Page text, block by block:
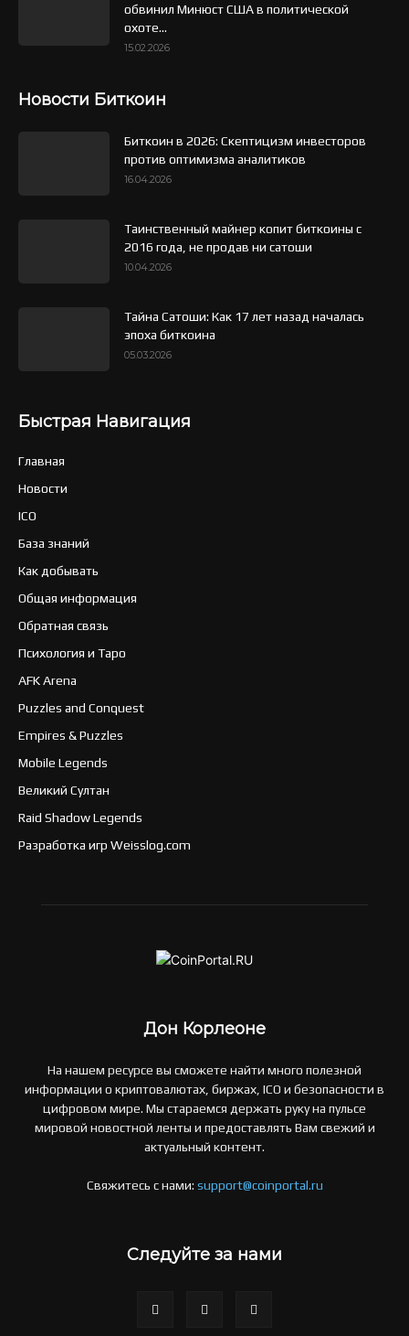
обвинил Минюст США в политической
охоте...
15.02.2026
Новости Биткоин
Биткоин в 2026: Скептицизм инвесторов
против оптимизма аналитиков
16.04.2026
Таинственный майнер копит биткоины с
2016 года, не продав ни сатоши
10.04.2026
Тайна Сатоши: Как 17 лет назад началась
эпоха биткоина
05.03.2026
Быстрая Навигация
Главная
Новости
ICO
База знаний
Как добывать
Общая информация
Обратная связь
Психология и Таро
AFK Arena
Puzzles and Conquest
Empires & Puzzles
Mobile Legends
Великий Султан
Raid Shadow Legends
Разработка игр Weisslog.com
Дон Корлеоне
На нашем ресурсе вы сможете найти много полезной
информации о криптовалютах, биржах, ICO и безопасности в
цифровом мире. Мы стараемся держать руку на пульсе
мировой новостной ленты и предоставлять Вам свежий и
актуальный контент.
Свяжитесь с нами: support@coinportal.ru
Следуйте за нами